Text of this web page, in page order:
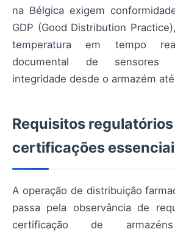
na Bélgica exigem
GDP (Good Distribution
temperatura em tempo
documental de sensores
integridade desde o armazém
Requisitos regulatórios
certificações
A operação de distribuição
passa pela observância de
certificação de